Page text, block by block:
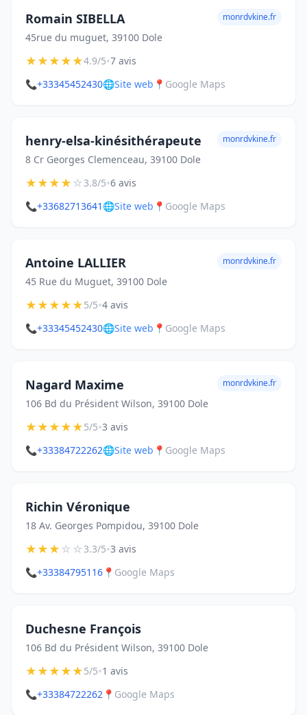
Romain SIBELLA
45rue du muguet, 39100 Dole
monrdvkine.fr
★★★★★4.9/5•7 avis
📞+33345452430🌐Site web 📍 Google Maps
henry-elsa-kinésithérapeute
8 Cr Georges Clemenceau, 39100 Dole
monrdvkine.fr
★★★★☆3.8/5•6 avis
📞+33682713641 🌐Site web 📍 Google Maps
Antoine LALLIER
45 Rue du Muguet, 39100 Dole
monrdvkine.fr
★★★★★5/5•4 avis
📞+33345452430🌐Site web 📍 Google Maps
Nagard Maxime
106 Bd du Président Wilson, 39100 Dole
monrdvkine.fr
★★★★★5/5•3 avis
📞+33384722262🌐Site web 📍 Google Maps
Richin Véronique
18 Av. Georges Pompidou, 39100 Dole
★★★☆☆3.3/5•3 avis
📞+33384795116 📍 Google Maps
Duchesne François
106 Bd du Président Wilson, 39100 Dole
★★★★★5/5•1 avis
📞+33384722262 📍 Google Maps